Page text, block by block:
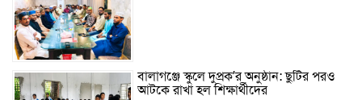
বালাগঞ্জে স্কুলে দুপ্রক’র অনুষ্ঠান: ছুটির পরও
আটকে রাখা হল শিক্ষার্থীদের